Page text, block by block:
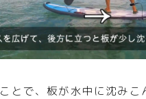
ことで、板が水中に沈みこ